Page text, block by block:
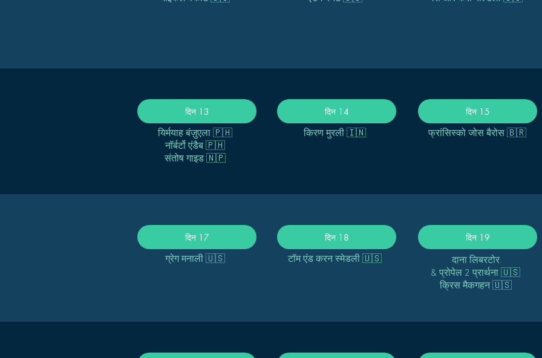
दिन 13
यिर्मयाह बंज़ुएला 🇵🇭
नॉर्बर्टो एंडैब 🇵🇭
संतोष गाइड 🇳🇵
दिन 14
किरण मुरली 🇮🇳
दिन 15
फ्रांसिस्को जोस बैरोस 🇧🇷
दिन 17
ग्रेग मनाली 🇺🇸
दिन 18
टॉम एंड करन स्मेडली 🇺🇸
दिन 19
दाना लिबरटोर
& प्रोपेल 2 प्रार्थना 🇺🇸
क्रिस मैकगहन 🇺🇸